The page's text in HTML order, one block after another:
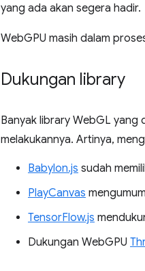
yang ada akan segera hadir.
WebGPU masih dalam
Dukungan library
Banyak library WebGL yang
melakukannya. Artinya,
Babylon.js sudah
PlayCanvas
TensorFlow.js
Dukungan WebGPU